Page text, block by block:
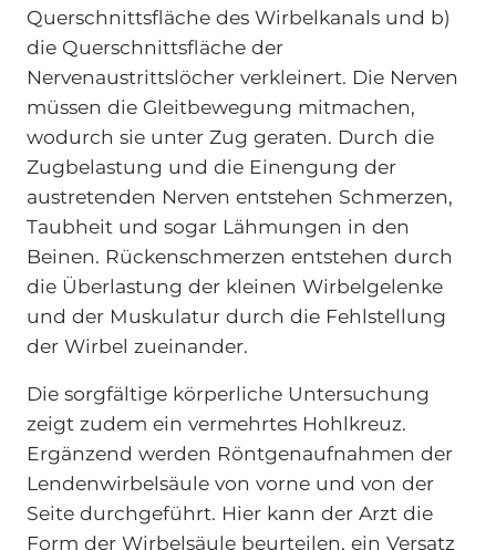
Querschnittsfläche des Wirbelkanals und b)
die Querschnittsfläche der
Nervenaustrittslöcher verkleinert. Die Nerven
müssen die Gleitbewegung mitmachen,
wodurch sie unter Zug geraten. Durch die
Zugbelastung und die Einengung der
austretenden Nerven entstehen Schmerzen,
Taubheit und sogar Lähmungen in den
Beinen. Rückenschmerzen entstehen durch
die Überlastung der kleinen Wirbelgelenke
und der Muskulatur durch die Fehlstellung
der Wirbel zueinander.
Die sorgfältige körperliche Untersuchung
zeigt zudem ein vermehrtes Hohlkreuz.
Ergänzend werden Röntgenaufnahmen der
Lendenwirbelsäule von vorne und von der
Seite durchgeführt. Hier kann der Arzt die
Form der Wirbelsäule beurteilen, ein Versatz